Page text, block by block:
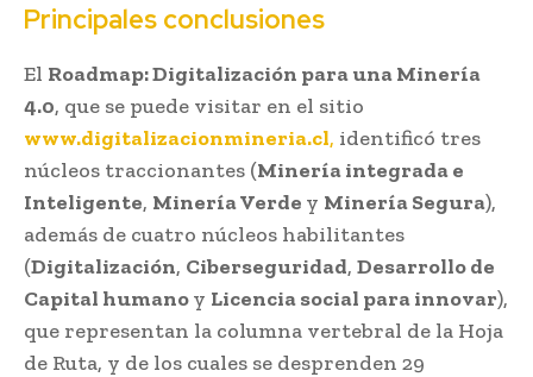
Principales conclusiones
El Roadmap: Digitalización para una Minería
4.0, que se puede visitar en el sitio
www.digitalizacionmineria.cl, identificó tres
núcleos traccionantes (Minería integrada e
Inteligente, Minería Verde y Minería Segura),
además de cuatro núcleos habilitantes
(Digitalización, Ciberseguridad, Desarrollo de
Capital humanoy Licencia social para innovar),
que representan la columna vertebral de la Hoja
de Ruta, y de los cuales se desprenden 29